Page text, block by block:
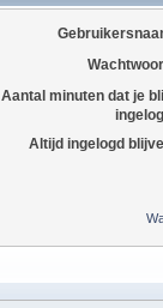
Aantal minuten dat je
Altijd ingelogd